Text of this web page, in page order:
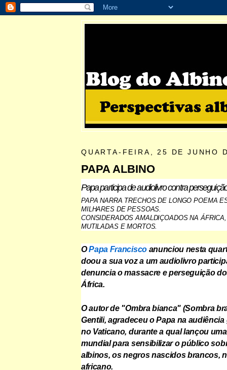
QUARTA-FEIRA, 25 DE JUNHO
PAPA ALBINO
Papa participa de audiolivro contra
PAPA NARRA TRECHOS DE LONGO POEMA
MILHARES DE PESSOAS.
CONSIDERADOS AMALDIÇOADOS NA
MUTILADAS E MORTOS.
OPapa Franciscoanunciou nesta
doou a sua voz a um audiolivro
denuncia o massacre e perseguição
África.
O autor de "Ombra bianca" (Sombra
Gentili, agradeceu o Papa na audiência
no Vaticano, durante a qual lançou
mundial para sensibilizar o público
albinos, os negros nascidos brancos,
africano.